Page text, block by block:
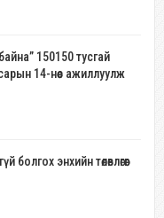
150150 тусгай
14-нөөс ажиллуулж
энхийн төлөвлөгөөг